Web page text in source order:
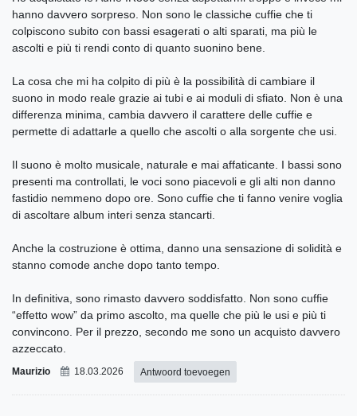
hanno davvero sorpreso. Non sono le classiche cuffie che ti
colpiscono subito con bassi esagerati o alti sparati, ma più le
ascolti e più ti rendi conto di quanto suonino bene.
La cosa che mi ha colpito di più è la possibilità di cambiare il
suono in modo reale grazie ai tubi e ai moduli di sfiato. Non è una
differenza minima, cambia davvero il carattere delle cuffie e
permette di adattarle a quello che ascolti o alla sorgente che usi.
Il suono è molto musicale, naturale e mai affaticante. I bassi sono
presenti ma controllati, le voci sono piacevoli e gli alti non danno
fastidio nemmeno dopo ore. Sono cuffie che ti fanno venire voglia
di ascoltare album interi senza stancarti.
Anche la costruzione è ottima, danno una sensazione di solidità e
stanno comode anche dopo tanto tempo.
In definitiva, sono rimasto davvero soddisfatto. Non sono cuffie
“effetto wow” da primo ascolto, ma quelle che più le usi e più ti
convincono. Per il prezzo, secondo me sono un acquisto davvero
azzeccato.
Maurizio 18.03.2026 Antwoord toevoegen